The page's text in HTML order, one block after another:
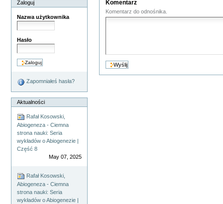
Zaloguj
Nazwa użytkownika
Hasło
Zapomniałeś hasła?
Aktualności
Rafał Kosowski,
Abiogeneza - Ciemna
strona nauki: Seria
wykładów o Abiogenezie |
Część 8
May 07, 2025
Rafał Kosowski,
Abiogeneza - Ciemna
strona nauki: Seria
wykładów o Abiogenezie |
Komentarz
Komentarz do odnośnika.